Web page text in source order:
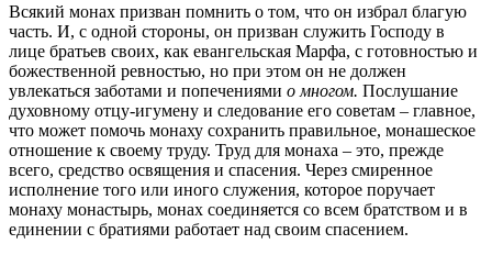
Всякий монах призван помнить о том, что он избрал благую
часть. И, с одной стороны, он призван служить Господу в
лице братьев своих, как евангельская Марфа, с готовностью и
божественной ревностью, но при этом он не должен
увлекаться заботами и попечениями о многом. Послушание
духовному отцу-игумену и следование его советам – главное,
что может помочь монаху сохранить правильное, монашеское
отношение к своему труду. Труд для монаха – это, прежде
всего, средство освящения и спасения. Через смиренное
исполнение того или иного служения, которое поручает
монаху монастырь, монах соединяется со всем братством и в
единении с братиями работает над своим спасением.